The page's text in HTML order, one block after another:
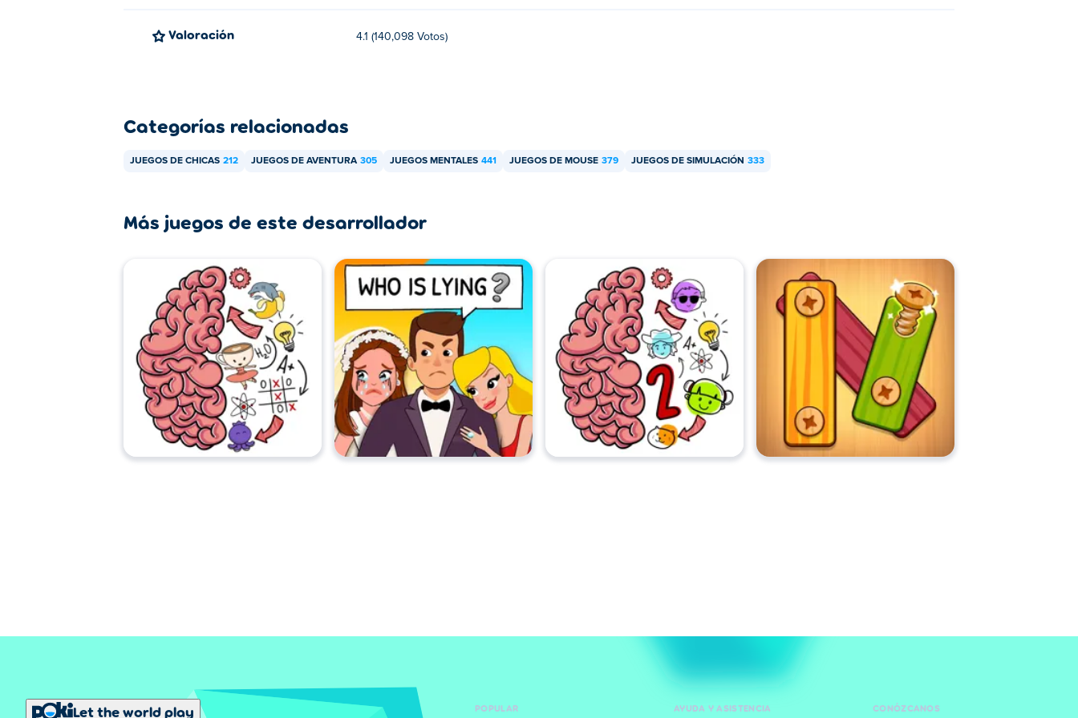
Valoración 4.1 (140,098 Votos)
Categorías relacionadas
JUEGOS DE CHICAS 212 JUEGOS DE AVENTURA 305 JUEGOS MENTALES 441 JUEGOS DE MOUSE 379 JUEGOS DE SIMULACIÓN 333
Más juegos de este desarrollador
Let the world play POPULAR AYUDA Y ASISTENCIA CONÓZCANOS